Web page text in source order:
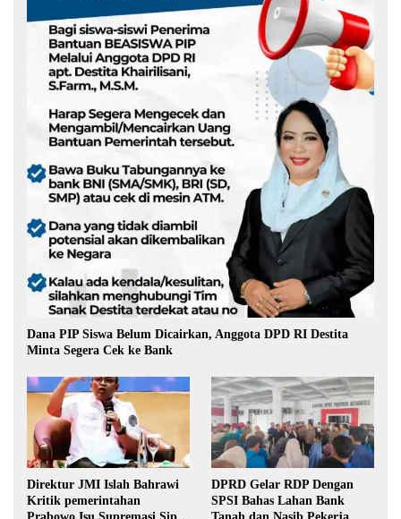
Dana PIP Siswa Belum Dicairkan, Anggota DPD RI Destita
Minta Segera Cek ke Bank
Direktur JMI Islah Bahrawi
Kritik pemerintahan
DPRD Gelar RDP Dengan
SPSI Bahas Lahan Bank